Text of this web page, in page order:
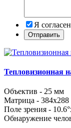
Я
Тепловизионная
Объектив - 25 мм
Матрица - 384x288
Поле зрения -
Обнаружение